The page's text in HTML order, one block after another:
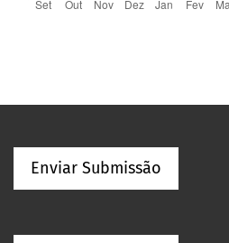
Enviar Submissão